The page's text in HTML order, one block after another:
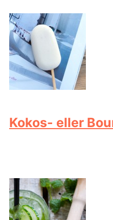
Kokos- eller